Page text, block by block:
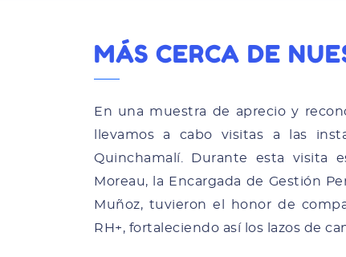
MÁS CERCA DE
En una muestra de aprecio y
llevamos a cabo visitas a las
Quinchamalí. Durante esta visita
Moreau, la Encargada de Gestión
Muñoz, tuvieron el honor de
RH+, fortaleciendo así los lazos de